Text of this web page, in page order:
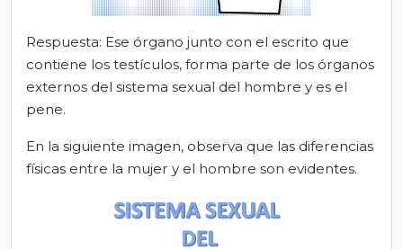
Respuesta: Ese órgano junto con el escrito que
contiene los testículos, forma parte de los órganos
externos del sistema sexual del hombre y es el
pene.
En la siguiente imagen, observa que las diferencias
físicas entre la mujer y el hombre son evidentes.